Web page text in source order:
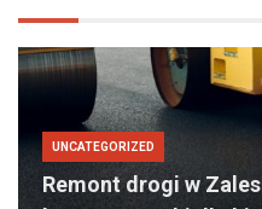
UNCATEGORIZED
Remont drogi w